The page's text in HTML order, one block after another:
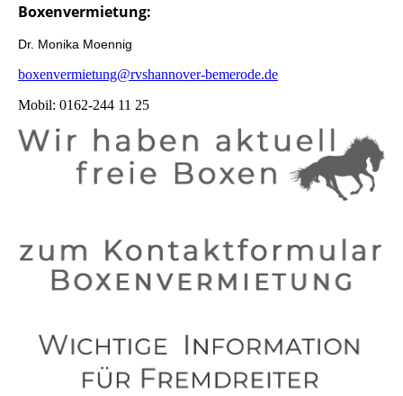
Boxenvermietung:
Dr. Monika Moennig
boxenvermietung@rvshannover-bemerode.de
Mobil: 0162-244 11 25